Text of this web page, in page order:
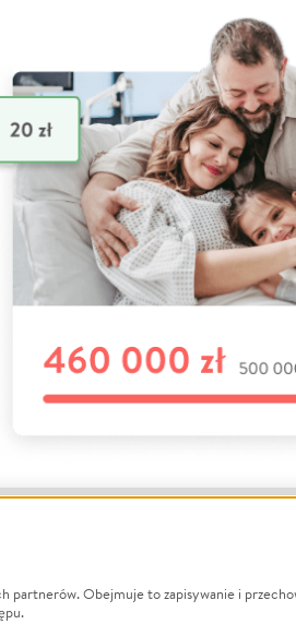
Zbieraj na
partnerów. Obejmuje to zapisywanie i